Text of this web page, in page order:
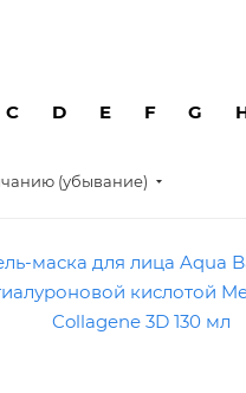
C D E F G
(убывание)